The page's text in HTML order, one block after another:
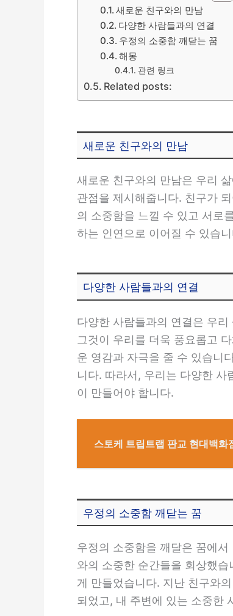
새로운 친구와의 만남
다양한 사람들과의 연결
우정의 소중함 깨닫는 꿈
해몽
관련 링크
Related posts:
새로운 친구와의 만남
새로운 친구와의 만남은 우리
관점을 제시해줍니다. 친구가
의 소중함을 느낄 수 있고 서로
하는 인연으로 이어질 수 있습
다양한 사람들과의 연결
다양한 사람들과의 연결은 우
그것이 우리를 더욱 풍요롭고
운 영감과 자극을 줄 수 있습니
니다. 따라서, 우리는 다양한
이 만들어야 합니다.
스토케 트립트랩 판교 현대백화
우정의 소중함 깨닫는 꿈
우정의 소중함을 깨달은 꿈에
와의 소중한 순간들을 회상했
게 만들었습니다. 지난 친구와
되었고, 내 주변에 있는 소중한